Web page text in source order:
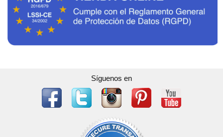
Síguenos en